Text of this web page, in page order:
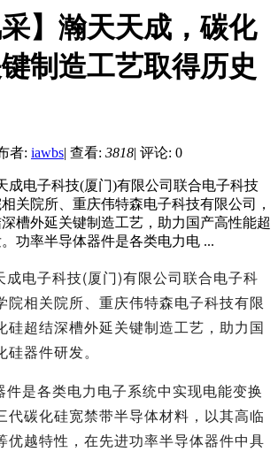
采】瀚天天成，碳化
制造工艺取得历史
者: iawbs| 查看: 3818| 评论: 0
成电子科技(厦门)有限公司联合电子科技
关院所、重庆伟特森电子科技有限公司，
槽外延关键制造工艺，助力国产高性能超
功率半导体器件是各类电力电 ...
成电子科技(厦门)有限公司联合电子科
院相关院所、重庆伟特森电子科技有限
硅超结深槽外延关键制造工艺，助力国
器件研发。
件是各类电力电子系统中实现电能变换
代碳化硅宽禁带半导体材料，以其高临
优越特性，在先进功率半导体器件中具